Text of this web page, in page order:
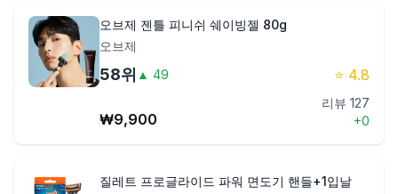
오브제 젠틀 피니쉬 쉐이빙젤 80g
오브제
58위 ▲ 49 ⭐ 4.8
₩9,900
리뷰 127
+0
질레트 프로글라이드 파워 면도기 핸들+1입날